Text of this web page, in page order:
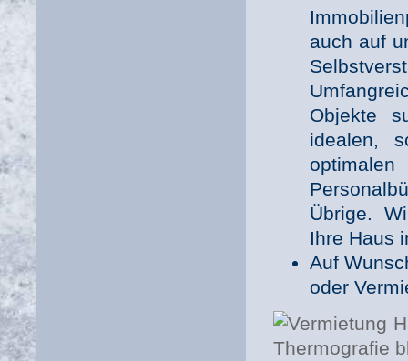
auch auf
Objekte
idealen,
Übrige.
Ihre Haus
Auf
oder